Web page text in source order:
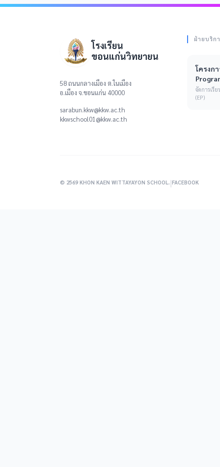
โรงเรียน
ขอนแก่นวิทยายน
58 ถนนกลางเมือง ต.ในเมือง
อ.เมือง จ.ขอนแก่น 40000
sarabun.kkw@kkw.ac.th
kkwschool01@kkw.ac.th
ฝ่ายบริก
โครงก
จัดการเรี
(EP)
© 2569 KHON KAEN WITTAYAYON SCHOOL.|FACEBOOK